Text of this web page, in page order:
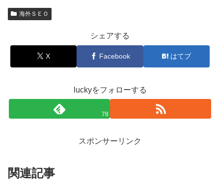
海外ＳＥＯ
シェアする
X Facebook はてブ
luckyをフォローする
78
スポンサーリンク
関連記事